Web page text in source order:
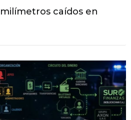
milímetros caídos en